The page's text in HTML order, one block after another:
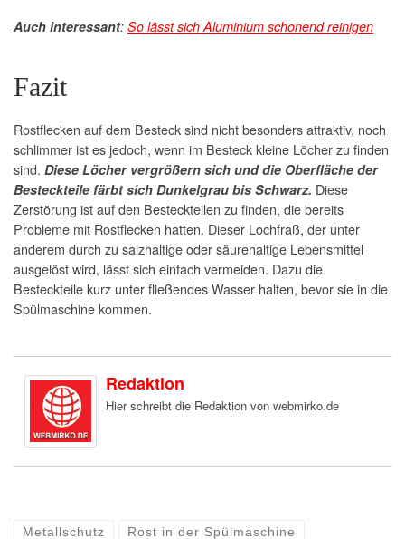
Auch interessant: So lässt sich Aluminium schonend reinigen
Fazit
Rostflecken auf dem Besteck sind nicht besonders attraktiv, noch
schlimmer ist es jedoch, wenn im Besteck kleine Löcher zu finden
sind. Diese Löcher vergrößern sich und die Oberfläche der
Besteckteile färbt sich Dunkelgrau bis Schwarz. Diese
Zerstörung ist auf den Besteckteilen zu finden, die bereits
Probleme mit Rostflecken hatten. Dieser Lochfraß, der unter
anderem durch zu salzhaltige oder säurehaltige Lebensmittel
ausgelöst wird, lässt sich einfach vermeiden. Dazu die
Besteckteile kurz unter fließendes Wasser halten, bevor sie in die
Spülmaschine kommen.
Redaktion
Hier schreibt die Redaktion von webmirko.de
Metallschutz Rost in der Spülmaschine